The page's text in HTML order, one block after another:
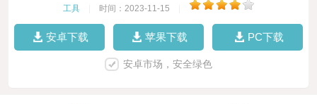
工具 时间：2023-11-15
安卓下载 苹果下载 PC下载
安卓市场，安全绿色